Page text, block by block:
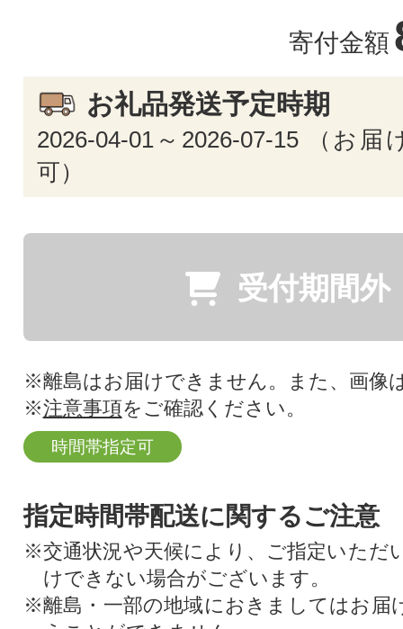
寄付金額
お礼品発送予定時期
2026-04-01～2026-07-15 （お届
可）
受付期間外
※離島はお届けできません。また、画像
※注意事項をご確認ください。
時間帯指定可
指定時間帯配送に関するご注意
※交通状況や天候により、ご指定いただ
けできない場合がございます。
※離島・一部の地域におきましてはお届